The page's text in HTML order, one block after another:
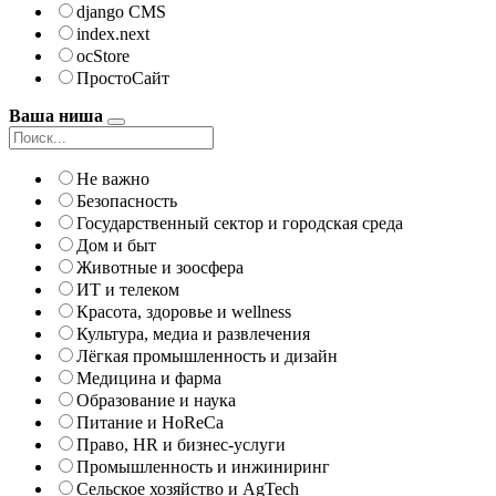
django CMS
index.next
ocStore
ПростоСайт
Ваша ниша
Не важно
Безопасность
Государственный сектор и городская среда
Дом и быт
Животные и зоосфера
ИТ и телеком
Красота, здоровье и wellness
Культура, медиа и развлечения
Лёгкая промышленность и дизайн
Медицина и фарма
Образование и наука
Питание и HoReCa
Право, HR и бизнес-услуги
Промышленность и инжиниринг
Сельское хозяйство и AgTech